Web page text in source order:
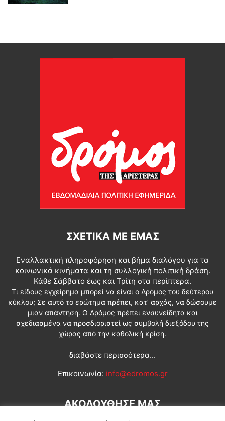
ΣΧΕΤΙΚΆ ΜΕ ΕΜΆΣ
Εναλλακτική πληροφόρηση και βήμα διαλόγου για τα
κοινωνικά κινήματα και τη συλλογική πολιτική δράση.
Κάθε Σάββατο έως και Τρίτη στα περίπτερα.
Τι είδους εγχείρημα μπορεί να είναι ο Δρόμος του δεύτερου
κύκλου; Σε αυτό το ερώτημα πρέπει, κατ’ αρχάς, να δώσουμε
μιαν απάντηση. Ο Δρόμος πρέπει ενσυνείδητα και
σχεδιασμένα να προσδιοριστεί ως συμβολή διεξόδου της
χώρας από την καθολική κρίση.
διαβάστε περισσότερα...
Επικοινωνία: info@edromos.gr
ΑΚΟΛΟΥΘΗΣΕ ΜΑΣ